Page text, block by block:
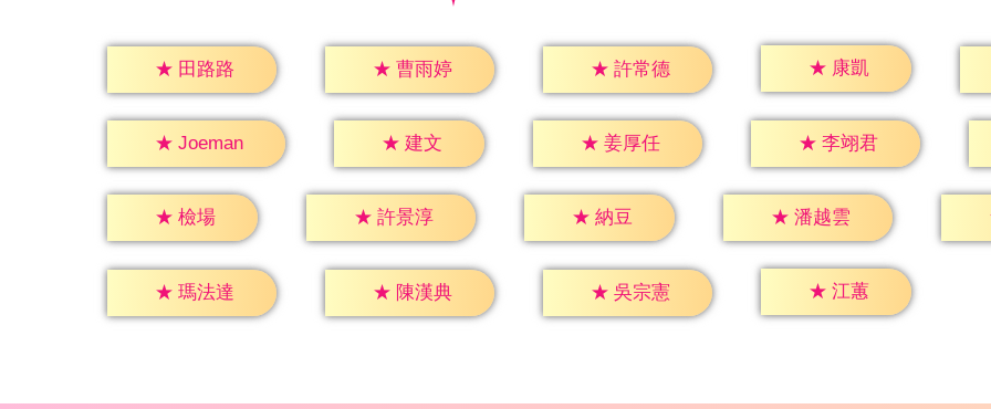
★ 田路路 ★ 曹雨婷 ★ 許常德 ★ 康凱
★ Joeman ★ 建文 ★ 姜厚任 ★ 李翊君
★ 檢場 ★ 許景淳 ★ 納豆 ★ 潘越雲
★ 瑪法達 ★ 陳漢典 ★ 吳宗憲 ★ 江蕙